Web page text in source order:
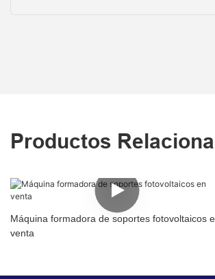
Productos
Máquina formadora de soportes fotovoltaicos
venta